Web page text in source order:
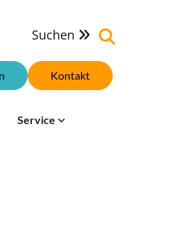
Suchen 
Kontakt
Service